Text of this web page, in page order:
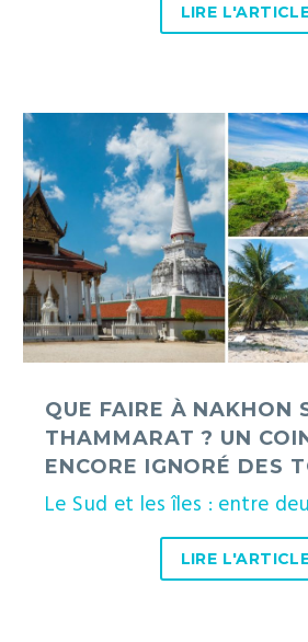
LIRE
Que
faire
à
Nakhon
Si
Thammarat
?
Un
coin
sud
encore
ignoré
des
touristes
QUE FAIRE À NAKHON
THAMMARAT ? UN
ENCORE IGNORÉ DES
Le Sud et les îles : entre
LIRE